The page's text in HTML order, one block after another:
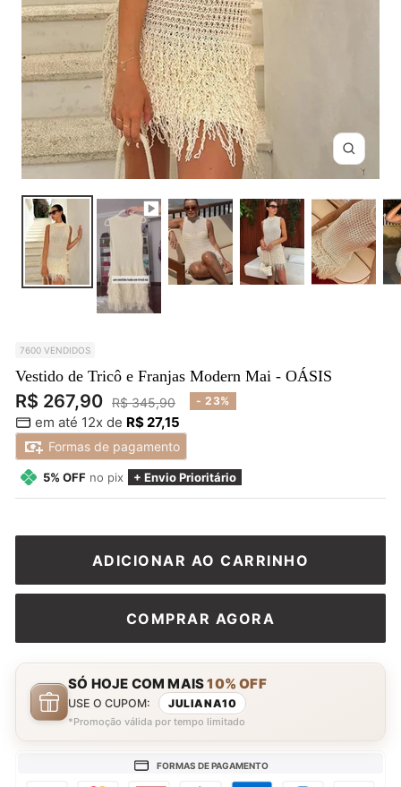
Zoom
7600 VENDIDOS
Vestido de Tricô e Franjas Modern Mai - OÁSIS
Preço
promocional
R$ 267,90 Preço
normal
R$ 345,90 - 23%
em até 12x de R$ 27,15
Formas de pagamento
5% OFF no pix + Envio Prioritário
ADICIONAR AO CARRINHO
COMPRAR AGORA
SÓ HOJE COM MAIS10% OFF
USE O CUPOM: JULIANA10
*Promoção válida por tempo limitado
FORMAS DE PAGAMENTO